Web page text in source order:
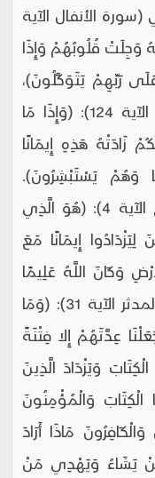
الأنفال الآية
وَجِلَتْ قُلُوبُهُمْ وَإِذَا
رَبِّهِمْ يَتَوَكَّلُونَ)،
ويقول تعالى في (سورة التوبة الآية 124): (وَإِذَا مَا
زَادَتْهُ هَذِهِ إِيمَانًا
وَهُمْ يَسْتَبْشِرُونَ).
ويقول عزّ وجلّ في (سورة الفتح الآية 4): (هُوَ الَّذِي
إِيمَانًا مَعَ
وَكَانَ اللَّهُ عَلِيمًا
حَكِيمًا)، وقال تعالى في (سورة المدثر الآية 31): (وَمَا
عِدَّتَهُمْ إِلا فِتْنَةً
وَيَزْدَادَ الَّذِينَ
الْكِتَابَ وَالْمُؤْمِنُونَ
مَاذَا أَرَادَ
مَنْ يَشَاءُ وَيَهْدِي مَنْ